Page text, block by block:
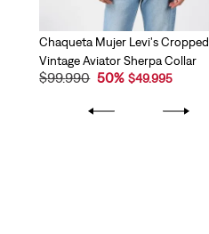
Chaqueta Mujer Levi's Cropped
Vintage Aviator Sherpa Collar
$99.990 50% $49.995